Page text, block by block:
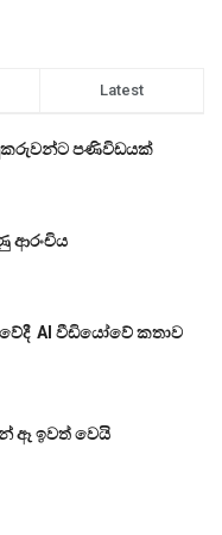
Latest
පණිවිඩයක්
ආරංචිය
AI වීඩියෝවේ කතාව
ඈ ඉවත් වෙයි